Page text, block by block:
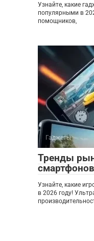
Узнайте, какие
популярными в
помощников,
Гаджеты
Тренды
Узнайте, какие
в 2026 году!